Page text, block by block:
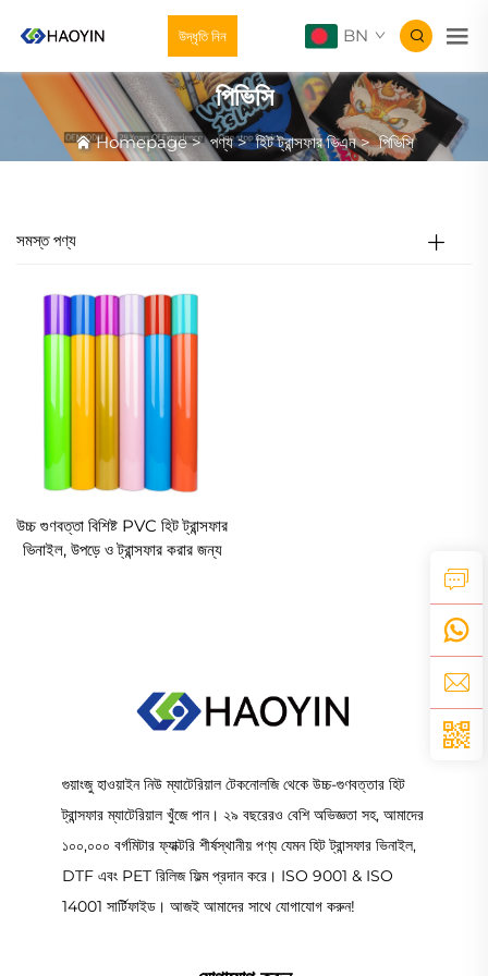
উদ্ধৃতি নিন BN
পিভিসি
Homepage>পণ্য>হিট ট্রান্সফার ভিএন>পিভিসি
সমস্ত পণ্য
উচ্চ গুণবত্তা বিশিষ্ট PVC হিট ট্রান্সফার
ভিনাইল, উপড়ে ও ট্রান্সফার করার জন্য
গুয়াংজু হাওয়াইন নিউ ম্যাটেরিয়াল টেকনোলজি থেকে উচ্চ-গুণবত্তার হিট
ট্রান্সফার ম্যাটেরিয়াল খুঁজে পান। ২৯ বছরেরও বেশি অভিজ্ঞতা সহ, আমাদের
১০০,০০০ বর্গমিটার ফ্যাক্টরি শীর্ষস্থানীয় পণ্য যেমন হিট ট্রান্সফার ভিনাইল,
DTF এবং PET রিলিজ ফিল্ম প্রদান করে। ISO 9001 & ISO
14001 সার্টিফাইড। আজই আমাদের সাথে যোগাযোগ করুন!